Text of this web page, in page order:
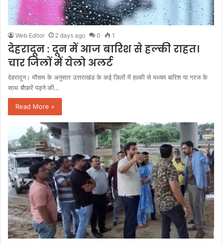
Web Editor 2 days ago 0 1
देहरादून : दून में आज बारिश से हल्की राहत।
चार जिलों में येलो अलर्ट
देहरादून। मौसम के अनुसार उत्तराखंड के कई ज़िलों में हल्की से मध्यम बारिश या गरज के
साथ बौछारें पड़ने की…
Read More »